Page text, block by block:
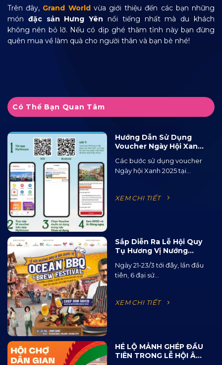
Trên đây, Grand Worldvừa giới thiệu đến các bạn những
món đặc sản Hưng Yên nổi tiếng nhất mà du khách
không nên bỏ lỡ. Nếu có dịp ghé thăm tỉnh này bạn đừng
quên mua về làm quà cho người thân và bạn bè nhé!
Có Thể Bạn Quan Tâm
Hướng Dẫn Sử Dụng
Voucher Ngày Hội Xanh
Các bước sử dụng voucher
Ngày hội Xanh 2025 tại...
XEM CHI TIẾT
Sắp Diễn Ra Lễ Hội Quy
Tụ Hương Vị Nướng
BBQ Từ 15 Quốc Gia Và
120 Loại Bia Thủ Công
Ngày 21-23/3 tới đây, lần đầu
tiên, 6 đại sứ...
XEM CHI TIẾT
HÉ LỘ MẢNH GHÉP ĐẦU
TIÊN TRONG LỄ HỘI ÂM